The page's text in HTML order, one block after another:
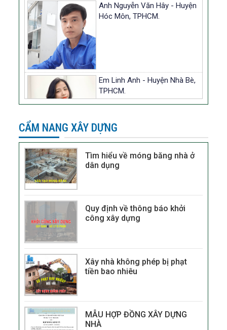
Anh Nguyễn Văn Hây - Huyện
Hóc Môn, TPHCM.
Em Linh Anh - Huyện Nhà Bè,
TPHCM.
Chị Thu - Quận Bình Thạnh,
TPHCM.
CẨM NANG XÂY DỰNG
Tìm hiểu về móng băng nhà ở
dân dụng
Quy định về thông báo khởi
công xây dựng
Xây nhà không phép bị phạt
tiền bao nhiêu
MẪU HỢP ĐỒNG XÂY DỰNG
NHÀ